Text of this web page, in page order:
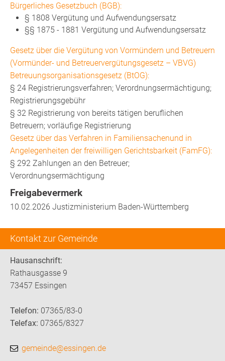
Kontakt zur Gemeinde
Hausanschrift:
Rathausgasse 9
73457 Essingen
Telefon: 07365/83-0
Telefax: 07365/8327
gemeinde@essingen.de
Bürgerliches Gesetzbuch (BGB):
§ 1808 Vergütung und Aufwendungsersatz
§§ 1875 - 1881 Vergütung und Aufwendungsersatz
Gesetz über die Vergütung von Vormündern und Betreuern
(Vormünder- und Betreuervergütungsgesetz – VBVG)
Betreuungsorganisationsgesetz (BtOG):
§ 24 Registrierungsverfahren; Verordnungsermächtigung;
Registrierungsgebühr
§ 32 Registrierung von bereits tätigen beruflichen
Betreuern; vorläufige Registrierung
Gesetz über das Verfahren in Familiensachenund in
Angelegenheiten der freiwilligen Gerichtsbarkeit (FamFG):
§ 292 Zahlungen an den Betreuer;
Verordnungsermächtigung
Freigabevermerk
10.02.2026 Justizministerium Baden-Württemberg